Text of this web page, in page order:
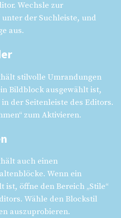
Wechsle zur
unter der Suchleiste, und
aus.
stilvolle Umrandungen
Bildblock ausgewählt ist,
in der Seitenleiste des Editors.
zum Aktivieren.
auch einen
Wenn ein
ist, öffne den Bereich „Stile“
Wähle den Blockstil
auszuprobieren.